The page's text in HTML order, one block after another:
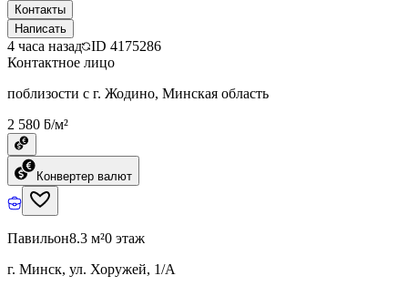
Контакты
Написать
4 часа назад ID 4175286
Контактное лицо
поблизости с г. Жодино, Минская область
2 580 ƃ/м²
Конвертер валют
Павильон8.3 м²0 этаж
г. Минск, ул. Хоружей, 1/А